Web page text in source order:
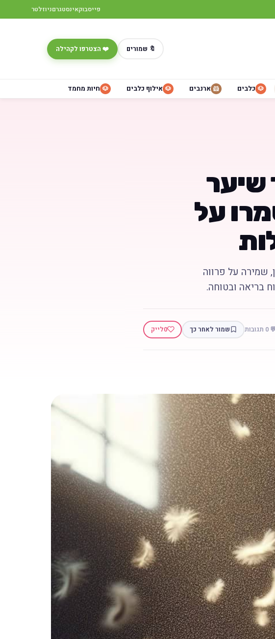
פייסבוקאינסטגרםניוזלטר
🔖 שמורים ❤️ הצטרפו לקהילה
🐶 כלבים 🐹 ארנבים 🐶 אילוף כלבים 🐶 חיות מחמד
שיער
על
שמירה על פרווה
בריאה ובטוחה.
שמור לאחר כך 0לייק